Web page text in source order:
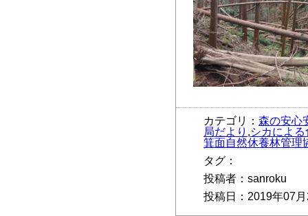
カテゴリ： 森の安心
局だより ,シカによ
箕面自然休養林管理
タグ：
投稿者：sanroku
投稿日：2019年07